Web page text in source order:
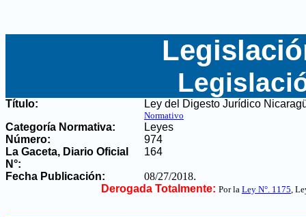
Título: Ley del Digesto Jurídico
Normativo
Categoría Normativa:
Leyes
Número:
974
La Gaceta, Diario Oficial
N°:
164
Fecha Publicación: 08/27/2018.
Derogada Totalmente: Por la Ley N°. 1175,